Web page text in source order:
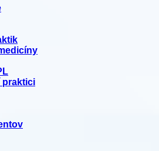
praktici